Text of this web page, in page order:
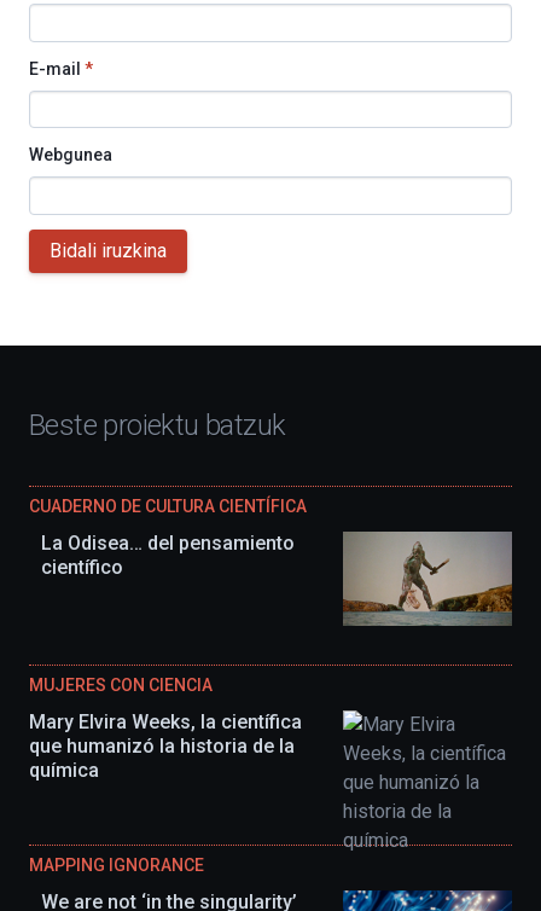
E-mail *
Webgunea
Bidali iruzkina
Beste proiektu batzuk
CUADERNO DE CULTURA CIENTÍFICA
La Odisea… del pensamiento
científico
MUJERES CON CIENCIA
Mary Elvira Weeks, la científica
que humanizó la historia de la
química
MAPPING IGNORANCE
We are not ‘in the singularity’